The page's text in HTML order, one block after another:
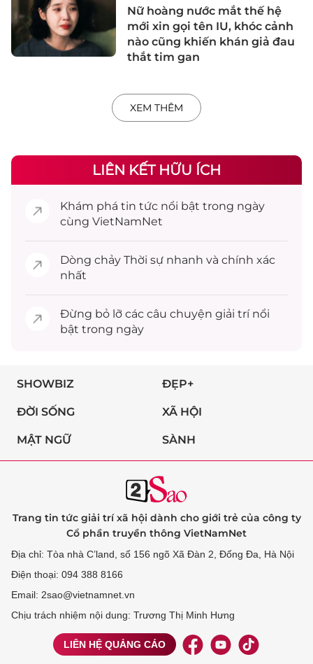
Nữ hoàng nước mắt thế hệ
mới xin gọi tên IU, khóc cảnh
nào cũng khiến khán giả đau
thắt tim gan
XEM THÊM
LIÊN KẾT HỮU ÍCH
Khám phá tin tức nổi bật trong ngày
cùng VietNamNet
Dòng chảy Thời sự nhanh và chính xác
nhất
Đừng bỏ lỡ các câu chuyện giải trínổi
bật trong ngày
SHOWBIZ ĐẸP+
ĐỜI SỐNG XÃ HỘI
MẬT NGỮ SÀNH
Trang tin tức giải trí xã hội dành cho giới trẻ của công ty
Cổ phần truyền thông VietNamNet
Địa chỉ: Tòa nhà C’land, số 156 ngõ Xã Đàn 2, Đống Đa, Hà Nội
Điện thoại: 094 388 8166
Email: 2sao@vietnamnet.vn
Chịu trách nhiệm nội dung: Trương Thị Minh Hưng
LIÊN HỆ QUẢNG CÁO